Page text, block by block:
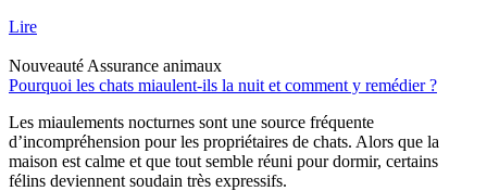
Lire
Nouveauté Assurance animaux
Pourquoi les chats miaulent-ils la nuit et comment y remédier ?
Les miaulements nocturnes sont une source fréquente
d’incompréhension pour les propriétaires de chats. Alors que la
maison est calme et que tout semble réuni pour dormir, certains
félins deviennent soudain très expressifs.